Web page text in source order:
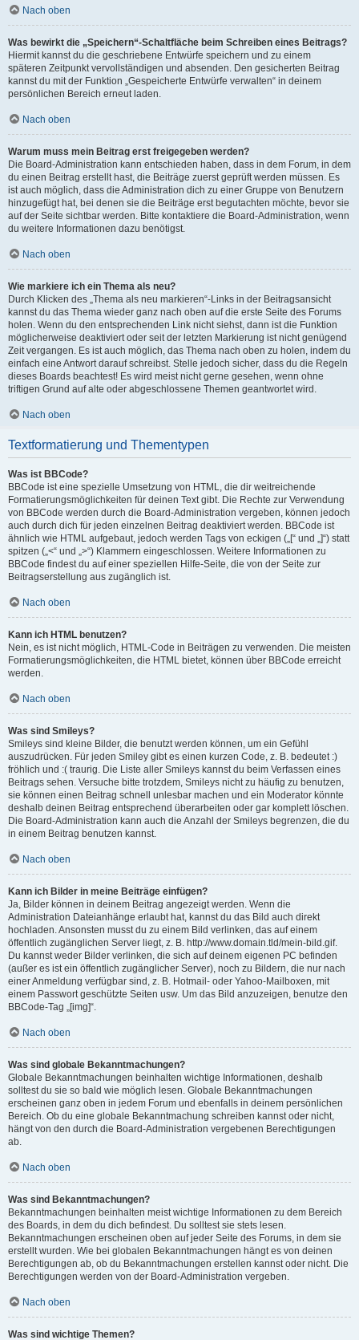
Nach oben
Was bewirkt die „Speichern“-Schaltfläche beim Schreiben eines Beitrags?
Hiermit kannst du die geschriebene Entwürfe speichern und zu einem
späteren Zeitpunkt vervollständigen und absenden. Den gesicherten Beitrag
kannst du mit der Funktion „Gespeicherte Entwürfe verwalten“ in deinem
persönlichen Bereich erneut laden.
Nach oben
Warum muss mein Beitrag erst freigegeben werden?
Die Board-Administration kann entschieden haben, dass in dem Forum, in dem
du einen Beitrag erstellt hast, die Beiträge zuerst geprüft werden müssen. Es
ist auch möglich, dass die Administration dich zu einer Gruppe von Benutzern
hinzugefügt hat, bei denen sie die Beiträge erst begutachten möchte, bevor sie
auf der Seite sichtbar werden. Bitte kontaktiere die Board-Administration, wenn
du weitere Informationen dazu benötigst.
Nach oben
Wie markiere ich ein Thema als neu?
Durch Klicken des „Thema als neu markieren“-Links in der Beitragsansicht
kannst du das Thema wieder ganz nach oben auf die erste Seite des Forums
holen. Wenn du den entsprechenden Link nicht siehst, dann ist die Funktion
möglicherweise deaktiviert oder seit der letzten Markierung ist nicht genügend
Zeit vergangen. Es ist auch möglich, das Thema nach oben zu holen, indem du
einfach eine Antwort darauf schreibst. Stelle jedoch sicher, dass du die Regeln
dieses Boards beachtest! Es wird meist nicht gerne gesehen, wenn ohne
triftigen Grund auf alte oder abgeschlossene Themen geantwortet wird.
Nach oben
Textformatierung und Thementypen
Was ist BBCode?
BBCode ist eine spezielle Umsetzung von HTML, die dir weitreichende
Formatierungsmöglichkeiten für deinen Text gibt. Die Rechte zur Verwendung
von BBCode werden durch die Board-Administration vergeben, können jedoch
auch durch dich für jeden einzelnen Beitrag deaktiviert werden. BBCode ist
ähnlich wie HTML aufgebaut, jedoch werden Tags von eckigen („[“ und „]“) statt
spitzen („<“ und „>“) Klammern eingeschlossen. Weitere Informationen zu
BBCode findest du auf einer speziellen Hilfe-Seite, die von der Seite zur
Beitragserstellung aus zugänglich ist.
Nach oben
Kann ich HTML benutzen?
Nein, es ist nicht möglich, HTML-Code in Beiträgen zu verwenden. Die meisten
Formatierungsmöglichkeiten, die HTML bietet, können über BBCode erreicht
werden.
Nach oben
Was sind Smileys?
Smileys sind kleine Bilder, die benutzt werden können, um ein Gefühl
auszudrücken. Für jeden Smiley gibt es einen kurzen Code, z. B. bedeutet :)
fröhlich und :( traurig. Die Liste aller Smileys kannst du beim Verfassen eines
Beitrags sehen. Versuche bitte trotzdem, Smileys nicht zu häufig zu benutzen,
sie können einen Beitrag schnell unlesbar machen und ein Moderator könnte
deshalb deinen Beitrag entsprechend überarbeiten oder gar komplett löschen.
Die Board-Administration kann auch die Anzahl der Smileys begrenzen, die du
in einem Beitrag benutzen kannst.
Nach oben
Kann ich Bilder in meine Beiträge einfügen?
Ja, Bilder können in deinem Beitrag angezeigt werden. Wenn die
Administration Dateianhänge erlaubt hat, kannst du das Bild auch direkt
hochladen. Ansonsten musst du zu einem Bild verlinken, das auf einem
öffentlich zugänglichen Server liegt, z. B. http://www.domain.tld/mein-bild.gif.
Du kannst weder Bilder verlinken, die sich auf deinem eigenen PC befinden
(außer es ist ein öffentlich zugänglicher Server), noch zu Bildern, die nur nach
einer Anmeldung verfügbar sind, z. B. Hotmail- oder Yahoo-Mailboxen, mit
einem Passwort geschützte Seiten usw. Um das Bild anzuzeigen, benutze den
BBCode-Tag „[img]“.
Nach oben
Was sind globale Bekanntmachungen?
Globale Bekanntmachungen beinhalten wichtige Informationen, deshalb
solltest du sie so bald wie möglich lesen. Globale Bekanntmachungen
erscheinen ganz oben in jedem Forum und ebenfalls in deinem persönlichen
Bereich. Ob du eine globale Bekanntmachung schreiben kannst oder nicht,
hängt von den durch die Board-Administration vergebenen Berechtigungen
ab.
Nach oben
Was sind Bekanntmachungen?
Bekanntmachungen beinhalten meist wichtige Informationen zu dem Bereich
des Boards, in dem du dich befindest. Du solltest sie stets lesen.
Bekanntmachungen erscheinen oben auf jeder Seite des Forums, in dem sie
erstellt wurden. Wie bei globalen Bekanntmachungen hängt es von deinen
Berechtigungen ab, ob du Bekanntmachungen erstellen kannst oder nicht. Die
Berechtigungen werden von der Board-Administration vergeben.
Nach oben
Was sind wichtige Themen?